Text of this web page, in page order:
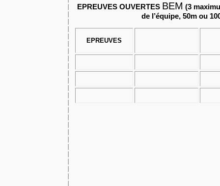
EPREUVES OUVERTES BEM (3
de l’équipe, 50m ou
EPREUVES